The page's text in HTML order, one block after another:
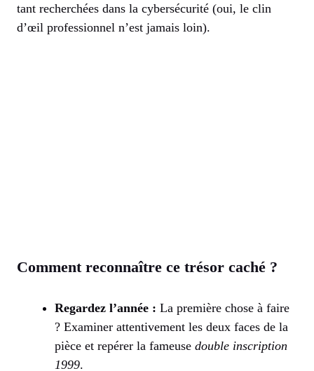
tant recherchées dans la cybersécurité (oui, le clin
d’œil professionnel n’est jamais loin).
Comment reconnaître ce trésor caché ?
Regardez l’année : La première chose à faire
? Examiner attentivement les deux faces de la
pièce et repérer la fameuse double inscription
1999.